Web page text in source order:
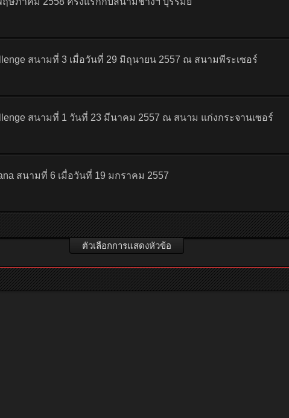
สนามที่ 3 เมื่อวันที่ 29 มิถุนายน 2557 ณ สนามพีระเซอร์
สนามที่ 1 วันที่ 23 มีนาคม 2557 ณ สนาม แก่งกระจานเซอร์
สนามที่ 6 เมื่อวันที่ 19 มกราคม 2557
ตัวเลือกการแสดงหัวข้อ